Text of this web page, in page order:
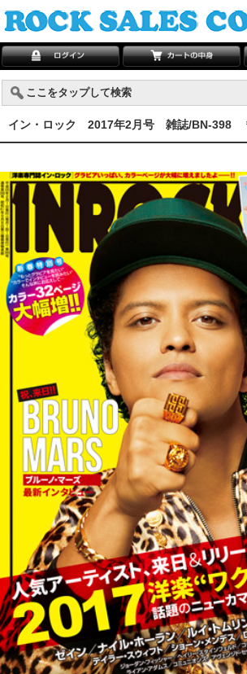
ここをタップして検索
イン・ロック 2017年2月号 雑誌/BN-398